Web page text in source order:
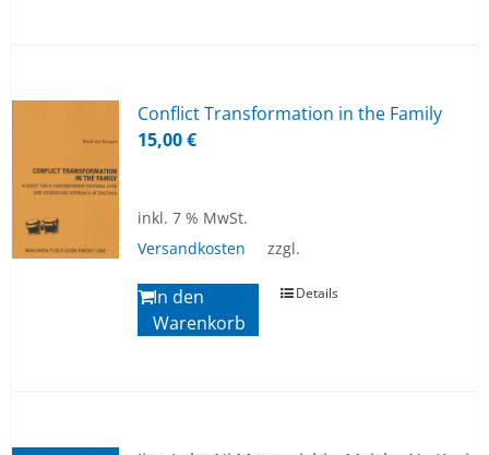
Con­flict Trans­for­ma­ti­on in the Fa­mi­ly
15,00€
inkl. 7 % MwSt.
zzgl.
Versandkosten
In den
Warenkorb
Details